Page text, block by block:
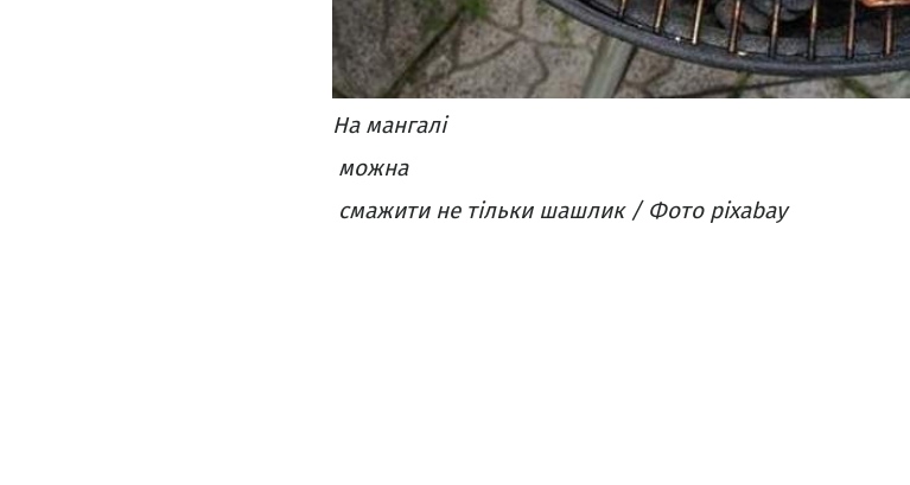
На мангалі
можна
смажити не тільки шашлик / Фото pixabay